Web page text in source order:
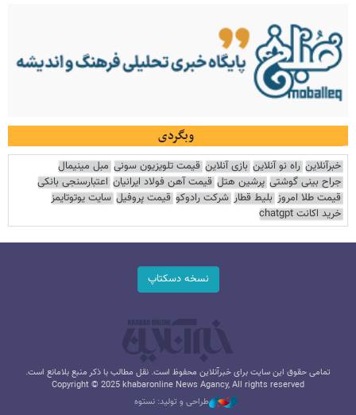
وبگردی
خبرآنلاین راه نو آنلاین بازی آنلاین قیمت تلویزیون سونی مبل مینیمال
جراح بینی گوشتی پرشین هتل قیمت آهن فولاد ایرانیان اعتبارسنجی بانکی
قیمت طلا امروز بلیط قطار شرکت رادوکو قیمت پروفیل سایت یوتوتایمز
خرید اکانت chatgpt
نسخه دسکتاپ
تمامی حقوق این سایت برای خبرآنلاین محفوظ است. نقل مطالب با ذکر منبع بلامانع است.
Copyright © 2025 khabaronline News Agancy, All rights reserved
طراحی و تولید: نستوه